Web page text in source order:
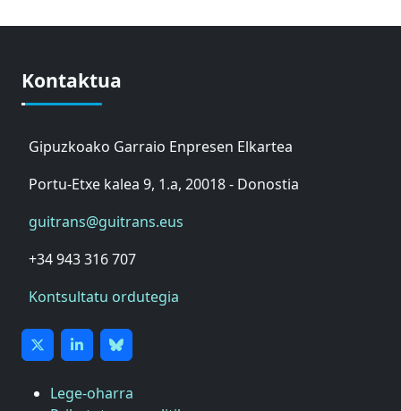
Kontaktua
Gipuzkoako Garraio Enpresen Elkartea
Portu-Etxe kalea 9, 1.a, 20018 - Donostia
guitrans@guitrans.eus
+34 943 316 707
Kontsultatu ordutegia
Lege-oharra